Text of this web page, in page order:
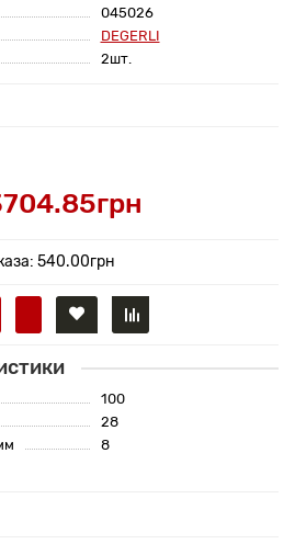
045026
DEGERLI
2шт.
540.00грн
100
28
8